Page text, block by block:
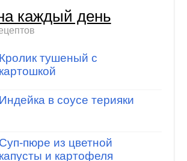
каждый день
Кролик тушеный с
картошкой
Индейка в соусе терияки
Суп-пюре из цветной
капусты и картофеля